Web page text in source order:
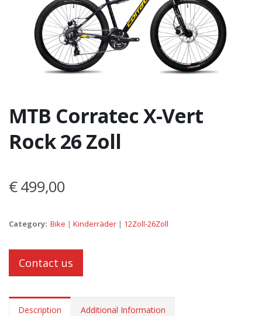
MTB Corratec X-Vert
Rock 26 Zoll
€ 499,00
Category: Bike | Kinderräder| 12Zoll-26Zoll
Contact us
Description Additional Information